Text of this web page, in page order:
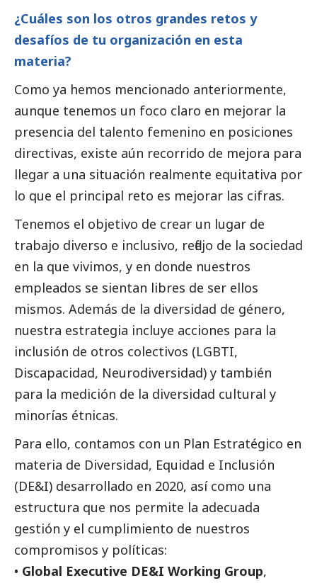
¿Cuáles son los otros grandes retos y
desafíos de tu organización en esta
materia?
Como ya hemos mencionado anteriormente,
aunque tenemos un foco claro en mejorar la
presencia del talento femenino en posiciones
directivas, existe aún recorrido de mejora para
llegar a una situación realmente equitativa por
lo que el principal reto es mejorar las cifras.
Tenemos el objetivo de crear un lugar de
trabajo diverso e inclusivo, reflejo de la sociedad
en la que vivimos, y en donde nuestros
empleados se sientan libres de ser ellos
mismos. Además de la diversidad de género,
nuestra estrategia incluye acciones para la
inclusión de otros colectivos (LGBTI,
Discapacidad, Neurodiversidad) y también
para la medición de la diversidad cultural y
minorías étnicas.
Para ello, contamos con un Plan Estratégico en
materia de Diversidad, Equidad e Inclusión
(DE&I) desarrollado en 2020, así como una
estructura que nos permite la adecuada
gestión y el cumplimiento de nuestros
compromisos y políticas:
• Global Executive DE&I Working Group,